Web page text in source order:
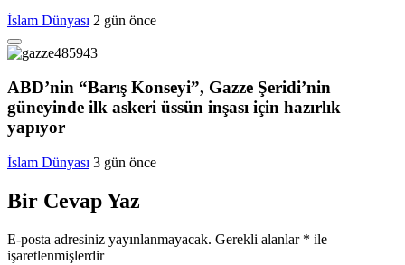
İslam Dünyası 2 gün önce
ABD’nin “Barış Konseyi”, Gazze Şeridi’nin
güneyinde ilk askeri üssün inşası için hazırlık
yapıyor
İslam Dünyası 3 gün önce
Bir Cevap Yaz
E-posta adresiniz yayınlanmayacak. Gerekli alanlar * ile
işaretlenmişlerdir